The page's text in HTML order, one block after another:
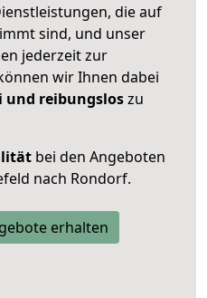
die auf
sind, und unser
jederzeit zur
wir Ihnen dabei
und reibungsloszu
bei den Angeboten
nach Rondorf.
erhalten